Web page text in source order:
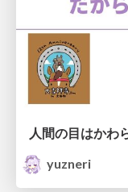
人間の目はかわ
yuzneri